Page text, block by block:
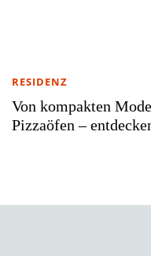
Von kompakten
Pizzaöfen –
RESIDENZ